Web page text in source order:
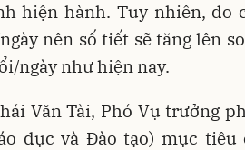
hiện hành. Tuy nhiên, do
nên số tiết sẽ tăng lên
ngày như hiện nay.
Văn Tài, Phó Vụ trưởng
dục và Đào tạo) mục tiêu